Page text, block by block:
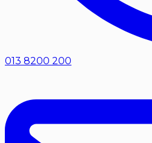
013 8200 200